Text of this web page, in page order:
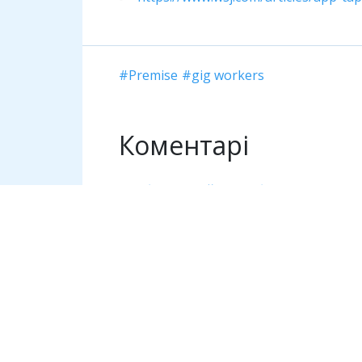
Premise gig workers
Коментарі
Необхідно увійти, щоб залишити